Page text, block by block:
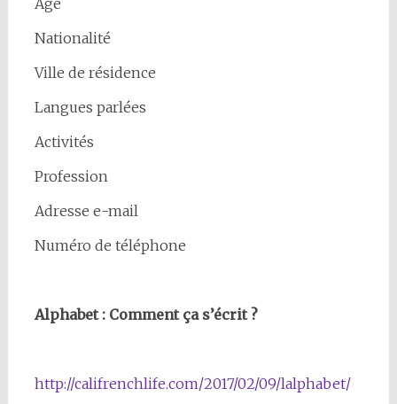
Nationalité
Ville de résidence
Langues parlées
Activités
Profession
Adresse e-mail
Numéro de téléphone
Alphabet : Comment ça s’écrit ?
http://califrenchlife.com/2017/02/09/lalphabet/